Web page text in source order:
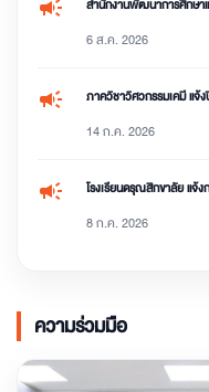
campaign สำนักงานพัฒนาการศึกษา
6 ส.ค. 2026
campaign ภาควิชาวิศวกรรมเคมี แจ้
14 ก.ค. 2026
campaign โรงเรียนดรุณสิกขาลัย แจ้
8 ก.ค. 2026
ความร่วมมือ